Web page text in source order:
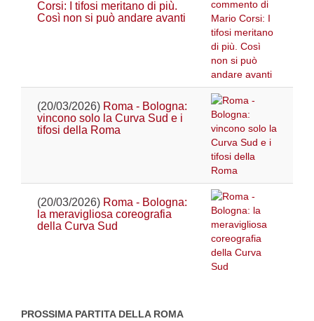
Corsi: I tifosi meritano di più.
Così non si può andare avanti
(20/03/2026) Roma - Bologna:
vincono solo la Curva Sud e i
tifosi della Roma
(20/03/2026) Roma - Bologna:
la meravigliosa coreografia
della Curva Sud
PROSSIMA PARTITA DELLA ROMA